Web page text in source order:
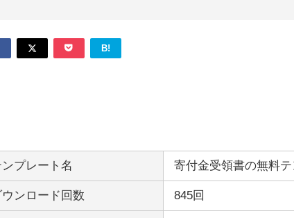
B!
プレート名 寄付金受領書の無料テ
ンロード回数 845回